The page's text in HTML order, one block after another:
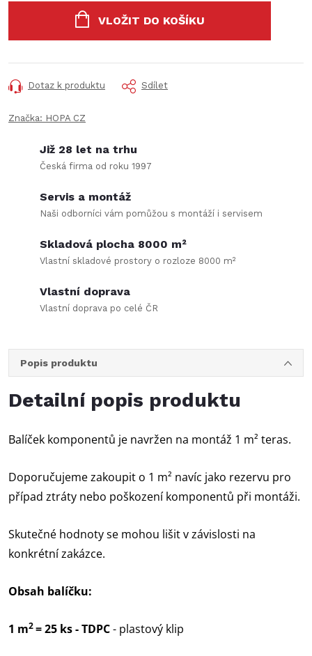
VLOŽIT DO KOŠÍKU
Dotaz k produktu Sdílet
Značka: HOPA CZ
Již 28 let na trhu
Česká firma od roku 1997
Servis a montáž
Naši odborníci vám pomůžou s montáží i servisem
Skladová plocha 8000 m²
Vlastní skladové prostory o rozloze 8000 m²
Vlastní doprava
Vlastní doprava po celé ČR
Popis produktu
Detailní popis produktu
Balíček komponentů je navržen na montáž 1 m² teras.
Doporučujeme zakoupit o 1 m² navíc jako rezervu pro
případ ztráty nebo poškození komponentů při montáži.
Skutečné hodnoty se mohou lišit v závislosti na
konkrétní zakázce.
Obsah balíčku:
1 m2= 25 ks - TDPC- plastový klip